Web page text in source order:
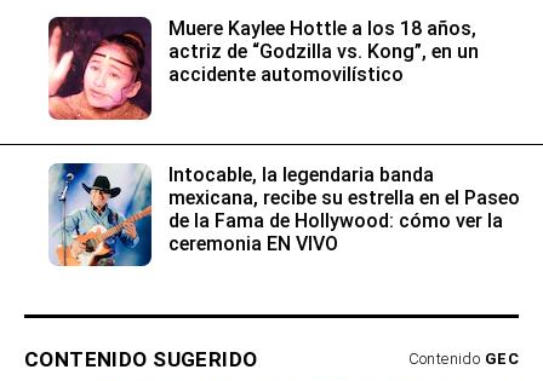
Muere Kaylee Hottle a los 18 años,
actriz de “Godzilla vs. Kong”, en un
accidente automovilístico
Intocable, la legendaria banda
mexicana, recibe su estrella en el Paseo
de la Fama de Hollywood: cómo ver la
ceremonia EN VIVO
CONTENIDO SUGERIDO Contenido GEC